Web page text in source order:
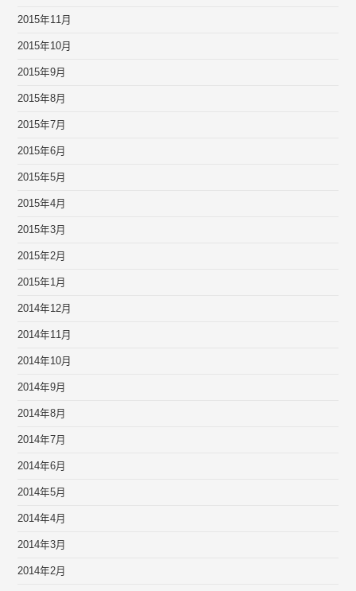
2015年11月
2015年10月
2015年9月
2015年8月
2015年7月
2015年6月
2015年5月
2015年4月
2015年3月
2015年2月
2015年1月
2014年12月
2014年11月
2014年10月
2014年9月
2014年8月
2014年7月
2014年6月
2014年5月
2014年4月
2014年3月
2014年2月